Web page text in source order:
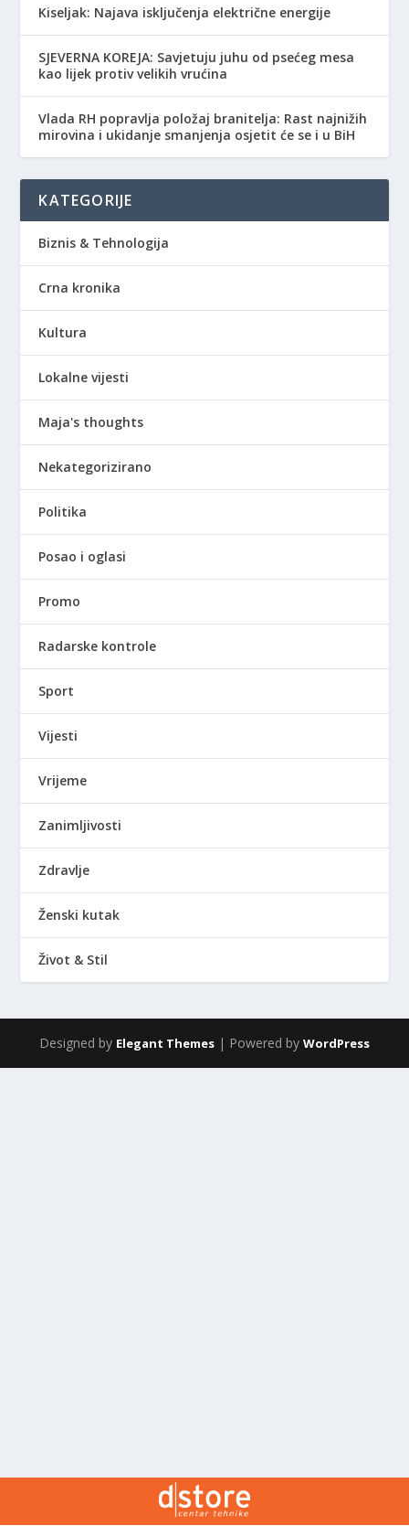
Kiseljak: Najava isključenja električne energije
SJEVERNA KOREJA: Savjetuju juhu od psećeg mesa
kao lijek protiv velikih vrućina
Vlada RH popravlja položaj branitelja: Rast najnižih
mirovina i ukidanje smanjenja osjetit će se i u BiH
KATEGORIJE
Biznis & Tehnologija
Crna kronika
Kultura
Lokalne vijesti
Maja's thoughts
Nekategorizirano
Politika
Posao i oglasi
Promo
Radarske kontrole
Sport
Vijesti
Vrijeme
Zanimljivosti
Zdravlje
Ženski kutak
Život & Stil
Designed by Elegant Themes | Powered by WordPress